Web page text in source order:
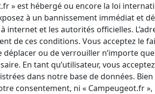
» est hébergé ou encore la loi
à un bannissement immédiat et
internet et les autorités officielles.
de ces conditions. Vous acceptez le
déplacer ou de verrouiller n’importe
En tant qu’utilisateur, vous
dans notre base de données.
consentement, ni « Campeugeot.fr